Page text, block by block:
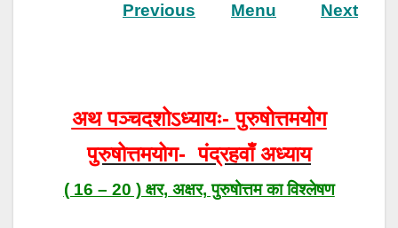
Previous Menu Next
अथ पञ्चदशोऽध्यायः- पुरुषोत्तमयोग
पुरुषोत्तमयोग- पंद्रहवाँ अध्याय
( 16 – 20 ) क्षर, अक्षर, पुरुषोत्तम का विश्लेषण